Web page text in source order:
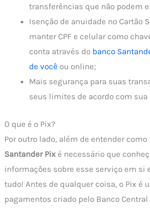
transferências que não podem
Isenção de anuidade no Cartão
manter CPF e celular como
conta através do banco
de você ou online;
Mais segurança para suas
seus limites de acordo com sua
O que é o Pix?
Por outro lado, além de entender
Santander Pix é necessário que
informações sobre esse serviço em si
tudo! Antes de qualquer coisa, o Pix é
pagamentos criado pelo Banco Central